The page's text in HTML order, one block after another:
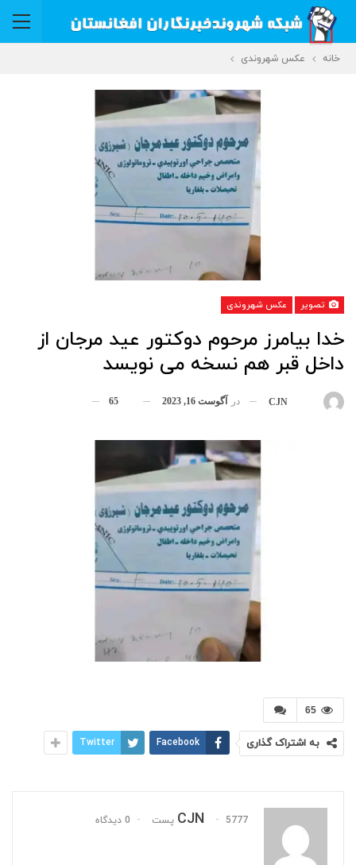
خانه عکس شهروندی
تصویر عکس شهروندی
خدا بیامرز مرحوم دوکتور عید مرجان از
داخل قبر هم نسخه می نویسد
CJN در آگوست 16, 2023 65
65
به اشتراک گذاری Facebook
Twitter
CJN 5777 پست 0 دیدگاه